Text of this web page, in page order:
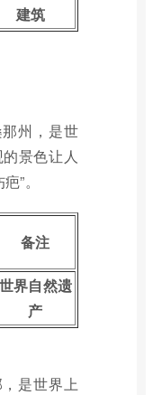
建筑
州，是世
景色让人
”。
备注
世界自然遗
产
是世界上